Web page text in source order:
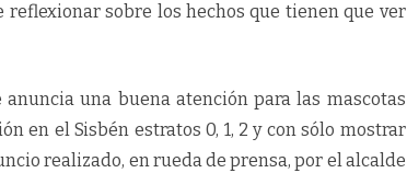
reflexionar sobre los hechos que tienen que ver
anuncia una buena atención para las mascotas
en el Sisbén estratos 0, 1, 2 y con sólo mostrar
realizado, en rueda de prensa, por el alcalde